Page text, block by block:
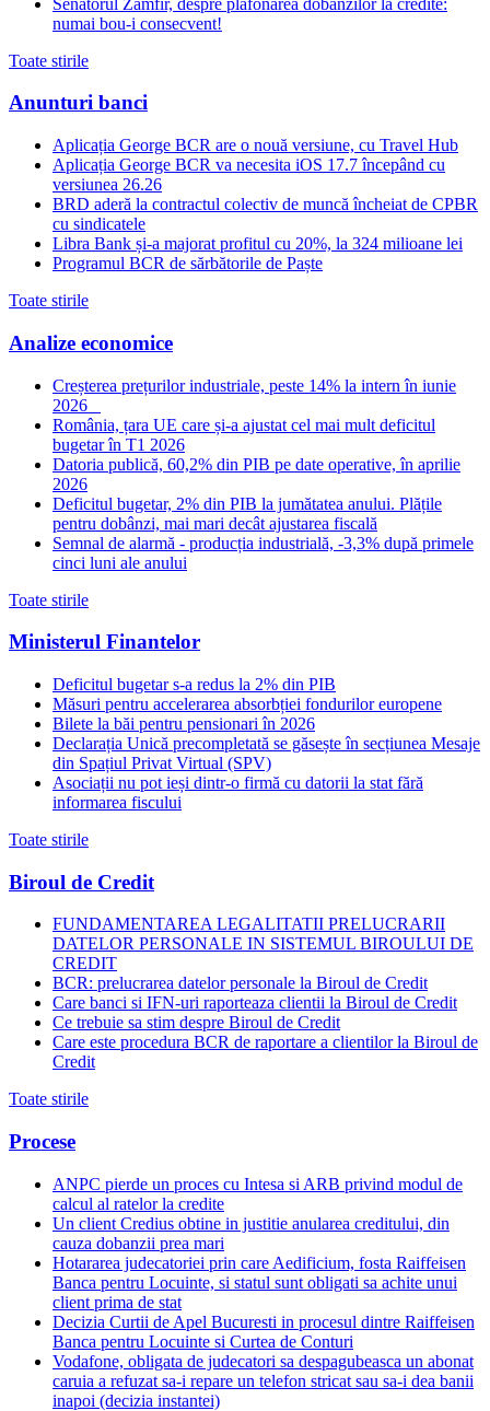
numai bou-i consecvent!
Toate stirile
Anunturi banci
Aplicația George BCR are o nouă versiune, cu Travel Hub
Aplicația George BCR va necesita iOS 17.7 începând cu
versiunea 26.26
BRD aderă la contractul colectiv de muncă încheiat de CPBR
cu sindicatele
Libra Bank și-a majorat profitul cu 20%, la 324 milioane lei
Programul BCR de sărbătorile de Paște
Toate stirile
Analize economice
Creșterea prețurilor industriale, peste 14% la intern în iunie
2026
România, țara UE care și-a ajustat cel mai mult deficitul
bugetar în T1 2026
Datoria publică, 60,2% din PIB pe date operative, în aprilie
2026
Deficitul bugetar, 2% din PIB la jumătatea anului. Plățile
pentru dobânzi, mai mari decât ajustarea fiscală
Semnal de alarmă - producția industrială, -3,3% după primele
cinci luni ale anului
Toate stirile
Ministerul Finantelor
Deficitul bugetar s-a redus la 2% din PIB
Măsuri pentru accelerarea absorbției fondurilor europene
Bilete la băi pentru pensionari în 2026
Declarația Unică precompletată se găsește în secțiunea Mesaje
din Spațiul Privat Virtual (SPV)
Asociații nu pot ieși dintr-o firmă cu datorii la stat fără
informarea fiscului
Toate stirile
Biroul de Credit
FUNDAMENTAREA LEGALITATII PRELUCRARII
DATELOR PERSONALE IN SISTEMUL BIROULUI DE
CREDIT
BCR: prelucrarea datelor personale la Biroul de Credit
Care banci si IFN-uri raporteaza clientii la Biroul de Credit
Ce trebuie sa stim despre Biroul de Credit
Care este procedura BCR de raportare a clientilor la Biroul de
Credit
Toate stirile
Procese
ANPC pierde un proces cu Intesa si ARB privind modul de
calcul al ratelor la credite
Un client Credius obtine in justitie anularea creditului, din
cauza dobanzii prea mari
Hotararea judecatoriei prin care Aedificium, fosta Raiffeisen
Banca pentru Locuinte, si statul sunt obligati sa achite unui
client prima de stat
Decizia Curtii de Apel Bucuresti in procesul dintre Raiffeisen
Banca pentru Locuinte si Curtea de Conturi
Vodafone, obligata de judecatori sa despagubeasca un abonat
caruia a refuzat sa-i repare un telefon stricat sau sa-i dea banii
inapoi (decizia instantei)